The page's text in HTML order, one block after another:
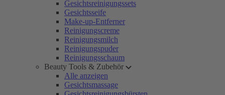
Gesichtsreinigungssets
Gesichtsseife
Make-up-Entferner
Reinigungscreme
Reinigungsmilch
Reinigungspuder
Reinigungsschaum
Beauty Tools & Zubehör
Alle anzeigen
Gesichtsmassage